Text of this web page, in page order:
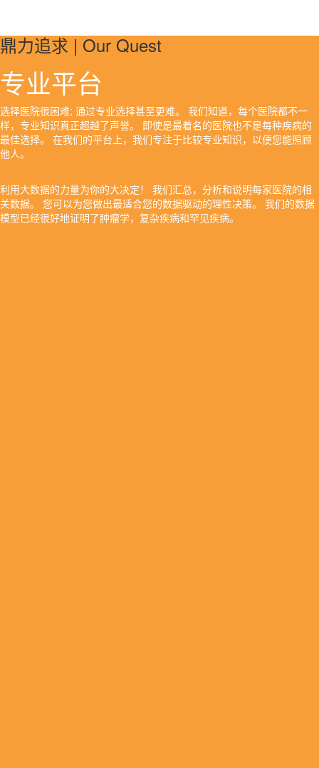
鼎力追求 | Our Quest
专业平台
选择医院很困难; 通过专业选择甚至更难。 我们知道，每个医院都不一
样，专业知识真正超越了声誉。 即使是最着名的医院也不是每种疾病的
最佳选择。 在我们的平台上，我们专注于比较专业知识，以便您能照顾
他人。
利用大数据的力量为你的大决定！ 我们汇总，分析和说明每家医院的相
关数据。 您可以为您做出最适合您的数据驱动的理性决策。 我们的数据
模型已经很好地证明了肿瘤学，复杂疾病和罕见疾病。